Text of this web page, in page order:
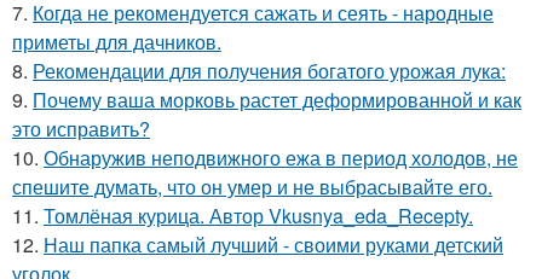
7. Когда не рекомендуется сажать и сеять - народные
приметы для дачников.
8. Рекомендации для получения богатого урожая лука:
9. Почему ваша морковь растет деформированной и как
это исправить?
10. Обнаружив неподвижного ежа в период холодов, не
спешите думать, что он умер и не выбрасывайте его.
11. Томлёная курица. Автор Vkusnya_eda_Recepty.
12. Наш папка самый лучший - своими руками детский